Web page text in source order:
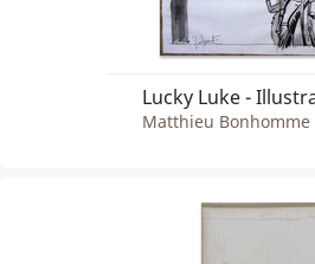
Matthieu Bonhomme